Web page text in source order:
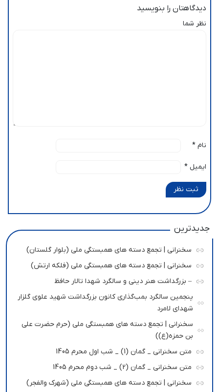
دیدگاهتان را بنویسید
نظر شما
نام *
ایمیل *
ثبت نظر
جدیدترین
سخنرانی | تجمع دسته های همبستگی ملی (بلوار گلستان)
سخنرانی | تجمع دسته های همبستگی ملی (فلکه ارتش)
– بزرگداشت هنر دینی و سالگرد شهدا تالار حافظ
پنجمین سالگرد بمب‌گذاری کانون بزرگداشت شهید علوی گلزار
شهدای لامرد
سخنرانی | تجمع دسته های همبستگی ملی (حرم حضرت علی
بن حمزه(ع))
متن سخنرانی _ گمان (1) _ شب اول محرم 1405
متن سخنرانی _ گمان (2) _ شب دوم محرم 1405
سخنرانی | تجمع دسته های همبستگی ملی (شهرک والفجر)